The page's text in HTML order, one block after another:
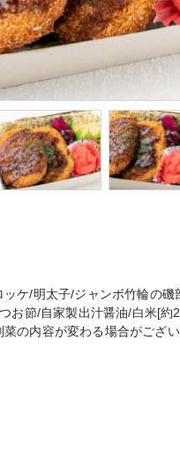
ケ/明太子/ジャンボ竹輪の
お節/自家製出汁醤油/白米[約
の内容が変わる場合がござい